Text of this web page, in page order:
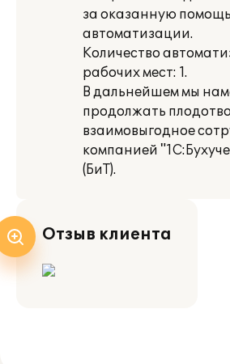
за оказанную
автоматизации.
Количество
рабочих мест: 1.
В дальнейшем мы
продолжать
взаимовыгодное
компанией
(БиТ).
Отзыв клиента